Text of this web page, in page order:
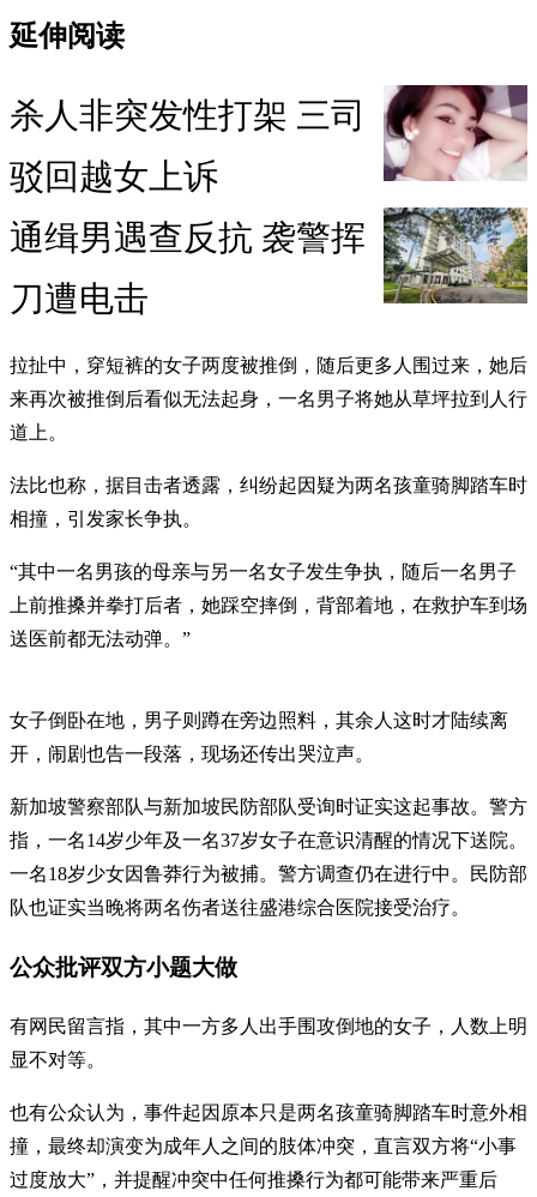
延伸阅读
杀人非突发性打架 三司
驳回越女上诉
通缉男遇查反抗 袭警挥
刀遭电击
拉扯中，穿短裤的女子两度被推倒，随后更多人围过来，她后
来再次被推倒后看似无法起身，一名男子将她从草坪拉到人行
道上。
法比也称，据目击者透露，纠纷起因疑为两名孩童骑脚踏车时
相撞，引发家长争执。
“其中一名男孩的母亲与另一名女子发生争执，随后一名男子
上前推搡并拳打后者，她踩空摔倒，背部着地，在救护车到场
送医前都无法动弹。”
女子倒卧在地，男子则蹲在旁边照料，其余人这时才陆续离
开，闹剧也告一段落，现场还传出哭泣声。
新加坡警察部队与新加坡民防部队受询时证实这起事故。警方
指，一名14岁少年及一名37岁女子在意识清醒的情况下送院。
一名18岁少女因鲁莽行为被捕。警方调查仍在进行中。民防部
队也证实当晚将两名伤者送往盛港综合医院接受治疗。
公众批评双方小题大做
有网民留言指，其中一方多人出手围攻倒地的女子，人数上明
显不对等。
也有公众认为，事件起因原本只是两名孩童骑脚踏车时意外相
撞，最终却演变为成年人之间的肢体冲突，直言双方将“小事
过度放大”，并提醒冲突中任何推搡行为都可能带来严重后